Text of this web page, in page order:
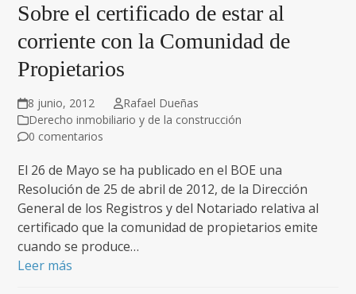
Sobre el certificado de estar al
corriente con la Comunidad de
Propietarios
8 junio, 2012
Rafael Dueñas
Derecho inmobiliario y de la construcción
0 comentarios
El 26 de Mayo se ha publicado en el BOE una
Resolución de 25 de abril de 2012, de la Dirección
General de los Registros y del Notariado relativa al
certificado que la comunidad de propietarios emite
cuando se produce…
Leer más